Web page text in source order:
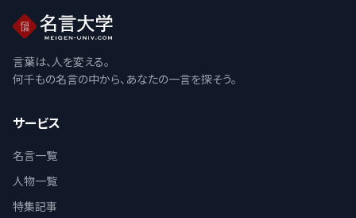
言葉は、人を変える。
何千もの名言の中から、あなたの一言を探そう。
サービス
名言一覧
人物一覧
特集記事